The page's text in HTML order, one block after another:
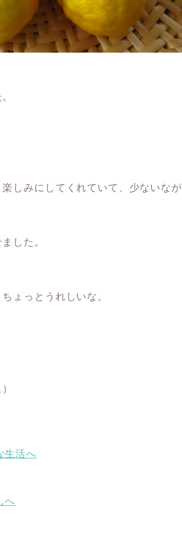
しみにしてくれていて、少ないなが
した。
ょっとうれしいな。